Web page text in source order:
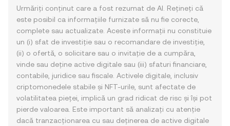
Urmăriți conținut care a fost rezumat de AI. Rețineți că
este posibil ca informațiile furnizate să nu fie corecte,
complete sau actualizate. Aceste informații nu constituie
un (i) sfat de investiție sau o recomandare de investiție,
(ii) o ofertă, o solicitare sau o invitație de a cumpăra,
vinde sau deține active digitale sau (iii) sfaturi financiare,
contabile, juridice sau fiscale. Activele digitale, inclusiv
criptomonedele stabile și NFT-urile, sunt afectate de
volatilitatea pieței, implică un grad ridicat de risc și își pot
pierde valoarea. Este important să analizați cu atenție
dacă tranzacționarea cu sau deținerea de active digitale